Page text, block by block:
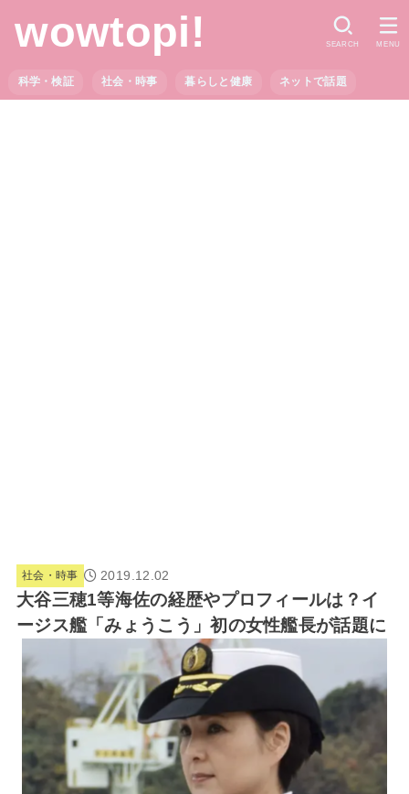
wowtopi!
科学・検証 社会・時事 暮らしと健康 ネットで話題
SEARCH MENU
社会・時事 2019.12.02
大谷三穂1等海佐の経歴やプロフィールは？イ
ージス艦「みょうこう」初の女性艦長が話題に